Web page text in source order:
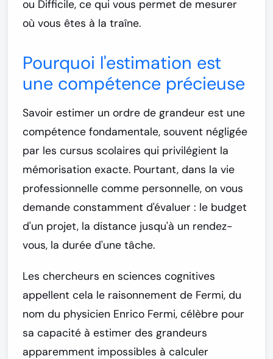
ou Difficile, ce qui vous permet de mesurer
où vous êtes à la traîne.
Pourquoi l'estimation est
une compétence précieuse
Savoir estimer un ordre de grandeur est une
compétence fondamentale, souvent négligée
par les cursus scolaires qui privilégient la
mémorisation exacte. Pourtant, dans la vie
professionnelle comme personnelle, on vous
demande constamment d'évaluer : le budget
d'un projet, la distance jusqu'à un rendez-
vous, la durée d'une tâche.
Les chercheurs en sciences cognitives
appellent cela le raisonnement de Fermi, du
nom du physicien Enrico Fermi, célèbre pour
sa capacité à estimer des grandeurs
apparemment impossibles à calculer